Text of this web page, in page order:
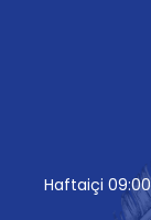
Haftaiçi